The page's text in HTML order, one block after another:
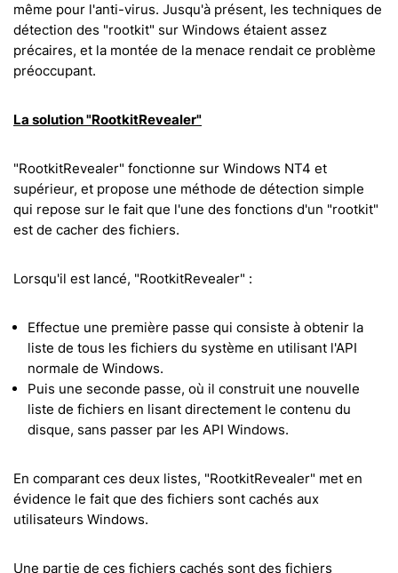
même pour l'anti-virus. Jusqu'à présent, les techniques de
détection des "rootkit" sur Windows étaient assez
précaires, et la montée de la menace rendait ce problème
préoccupant.
La solution "RootkitRevealer"
"RootkitRevealer" fonctionne sur Windows NT4 et
supérieur, et propose une méthode de détection simple
qui repose sur le fait que l'une des fonctions d'un "rootkit"
est de cacher des fichiers.
Lorsqu'il est lancé, "RootkitRevealer" :
Effectue une première passe qui consiste à obtenir la
liste de tous les fichiers du système en utilisant l'API
normale de Windows.
Puis une seconde passe, où il construit une nouvelle
liste de fichiers en lisant directement le contenu du
disque, sans passer par les API Windows.
En comparant ces deux listes, "RootkitRevealer" met en
évidence le fait que des fichiers sont cachés aux
utilisateurs Windows.
Une partie de ces fichiers cachés sont des fichiers